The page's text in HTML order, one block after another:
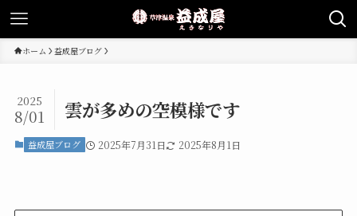
ホーム 益成屋ブログ
雲が多めの空模様です
2025
8/01
益成屋ブログ 2025年7月31日 2025年8月1日